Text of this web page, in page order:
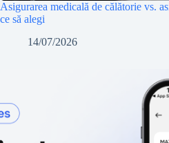
Asigurarea medicală de călătorie vs.
ce să alegi
14/07/2026